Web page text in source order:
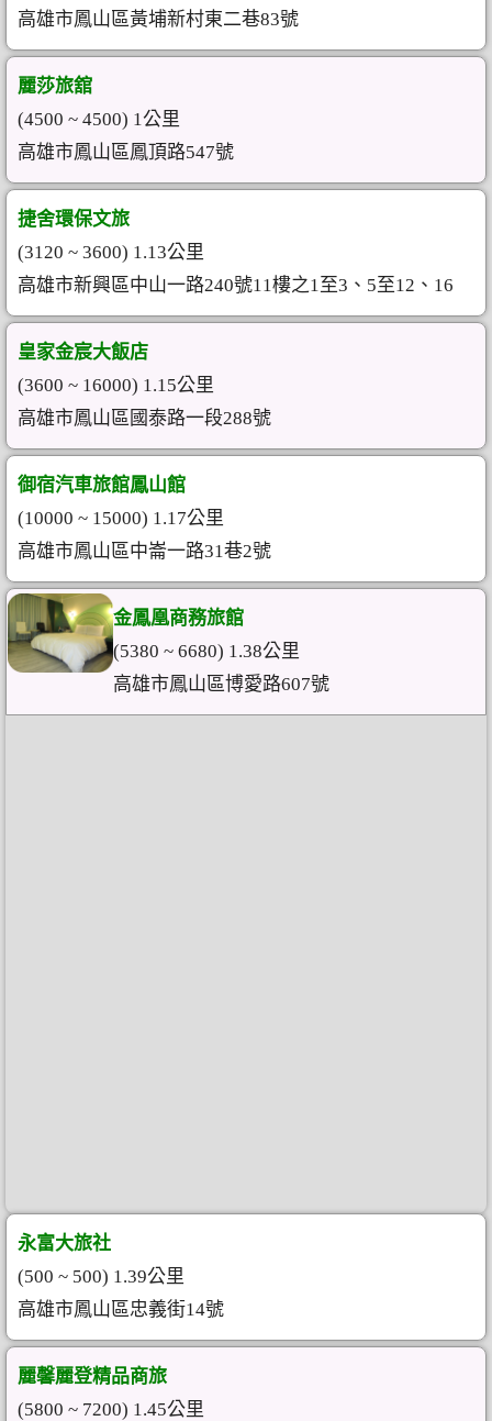
高雄市鳳山區黃埔新村東二巷83號
麗莎旅舘
(4500 ~ 4500) 1公里
高雄市鳳山區鳳頂路547號
捷舍環保文旅
(3120 ~ 3600) 1.13公里
高雄市新興區中山一路240號11樓之1至3、5至12、16
皇家金宸大飯店
(3600 ~ 16000) 1.15公里
高雄市鳳山區國泰路一段288號
御宿汽車旅館鳳山館
(10000 ~ 15000) 1.17公里
高雄市鳳山區中崙一路31巷2號
金鳳凰商務旅館
(5380 ~ 6680) 1.38公里
高雄市鳳山區博愛路607號
永富大旅社
(500 ~ 500) 1.39公里
高雄市鳳山區忠義街14號
麗馨麗登精品商旅
(5800 ~ 7200) 1.45公里